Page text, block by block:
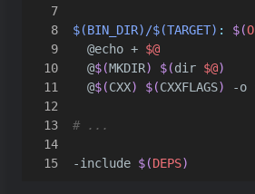
$(BIN_DIR)/$(TARGET) : $(
	@echo +
$@
	@
$(MKDIR) $(dir $@)
	@
$(CXX) $(CXXFLAGS) -o
-include $(DEPS)